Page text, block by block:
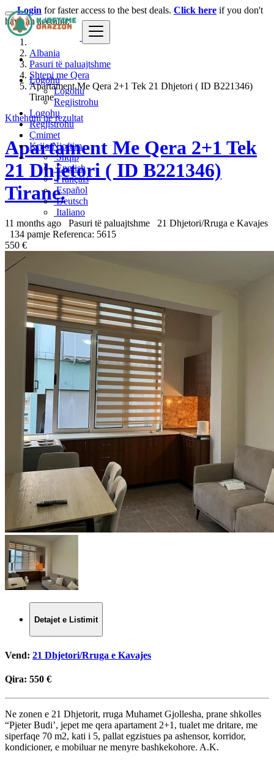
Logohu
Logohu
Regjistrohu
Logohu
Regjistrohu
Çmimet
Krijo Njoftim
Shqip
English
Français
Español
Deutsch
Italiano
Login for faster access to the best deals. Click here if you don't
have an account.
Albania
Pasuri të paluajtshme
Shtepi me Qera
Apartament Me Qera 2+1 Tek 21 Dhjetori ( ID B221346)
Tirane.
Kthehuni ne rezultat
Apartament Me Qera 2+1 Tek
21 Dhjetori ( ID B221346)
Tirane.
11 months ago Pasuri të paluajtshme
21 Dhjetori/Rruga e Kavajes
134 pamje Referenca: 5615
550 €
Detajet e Listimit
Vend: 21 Dhjetori/Rruga e Kavajes
Qira: 550 €
Ne zonen e 21 Dhjetorit, rruga Muhamet Gjollesha, prane shkolles
“Pjeter Budi’, jepet me qera apartament 2+1, tualet me dritare, me
siperfaqe 70 m2, kati i 5, pallat egzistues pa ashensor, korridor,
kondicioner, e mobiluar ne menyre bashkekohore. A.K.